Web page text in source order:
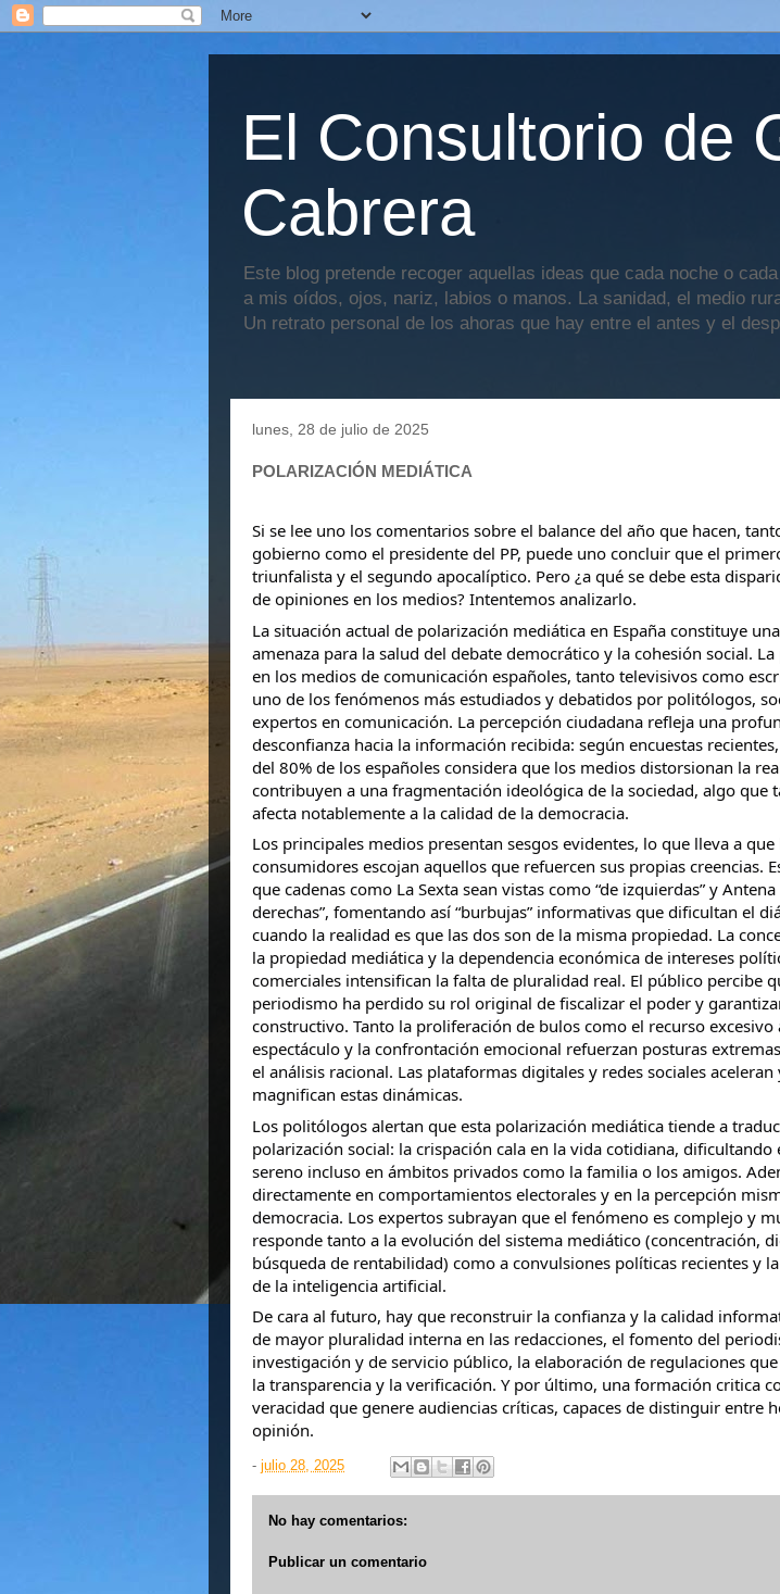
El Consultorio de
Cabrera
Este blog pretende recoger aquellas ideas que cada noche o
a mis oídos, ojos, nariz, labios o manos. La sanidad, el medio
Un retrato personal de los ahoras que hay entre el antes y el
lunes, 28 de julio de 2025
POLARIZACIÓN MEDIÁTICA
Si se lee uno los comentarios sobre el balance del año que hacen,
gobierno como el presidente del PP, puede uno concluir que el
triunfalista y el segundo apocalíptico. Pero ¿a qué se debe esta
de opiniones en los medios? Intentemos analizarlo.
La situación actual de polarización mediática en España constituye
amenaza para la salud del debate democrático y la cohesión social.
en los medios de comunicación españoles, tanto televisivos como
uno de los fenómenos más estudiados y debatidos por politólogos,
expertos en comunicación. La percepción ciudadana refleja una
desconfianza hacia la información recibida: según encuestas
del 80% de los españoles considera que los medios distorsionan la
contribuyen a una fragmentación ideológica de la sociedad, algo que
afecta notablemente a la calidad de la democracia.
Los principales medios presentan sesgos evidentes, lo que lleva a que
consumidores escojan aquellos que refuercen sus propias creencias.
que cadenas como La Sexta sean vistas como “de izquierdas” y Antena
derechas”, fomentando así “burbujas” informativas que dificultan el
cuando la realidad es que las dos son de la misma propiedad. La
la propiedad mediática y la dependencia económica de intereses
comerciales intensifican la falta de pluralidad real. El público percibe
periodismo ha perdido su rol original de fiscalizar el poder y
constructivo. Tanto la proliferación de bulos como el recurso excesivo
espectáculo y la confrontación emocional refuerzan posturas
el análisis racional. Las plataformas digitales y redes sociales aceleran
magnifican estas dinámicas.
Los politólogos alertan que esta polarización mediática tiende a
polarización social: la crispación cala en la vida cotidiana, dificultando
sereno incluso en ámbitos privados como la familia o los amigos.
directamente en comportamientos electorales y en la percepción
democracia. Los expertos subrayan que el fenómeno es complejo y
responde tanto a la evolución del sistema mediático (concentración,
búsqueda de rentabilidad) como a convulsiones políticas recientes y
de la inteligencia artificial.
De cara al futuro, hay que reconstruir la confianza y la calidad
de mayor pluralidad interna en las redacciones, el fomento del
investigación y de servicio público, la elaboración de regulaciones
la transparencia y la verificación. Y por último, una formación critica
veracidad que genere audiencias críticas, capaces de distinguir entre
opinión.
- julio 28, 2025
No hay comentarios:
Publicar un comentario